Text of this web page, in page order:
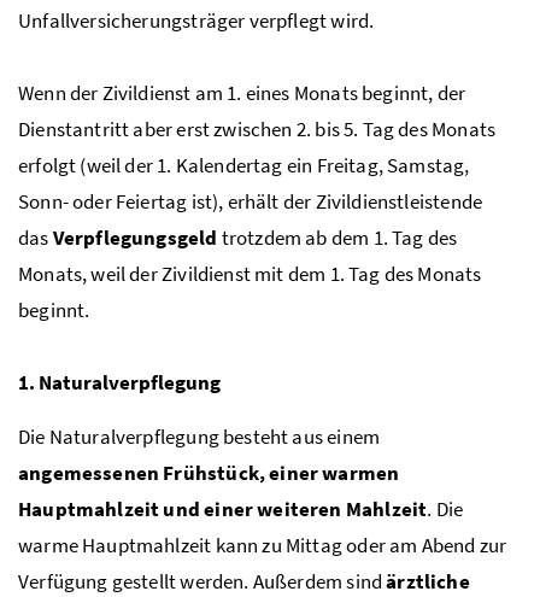
Unfallversicherungsträger verpflegt wird.
Wenn der Zivildienst am 1. eines Monats beginnt, der
Dienstantritt aber erst zwischen 2. bis 5. Tag des Monats
erfolgt (weil der 1. Kalendertag ein Freitag, Samstag,
Sonn- oder Feiertag ist), erhält der Zivildienstleistende
dasVerpflegungsgeld trotzdem ab dem 1. Tag des
Monats, weil der Zivildienst mit dem 1. Tag des Monats
beginnt.
1. Naturalverpflegung
Die Naturalverpflegung besteht aus einem
angemessenen Frühstück, einer warmen
Hauptmahlzeit und einer weiteren Mahlzeit. Die
warme Hauptmahlzeit kann zu Mittag oder am Abend zur
Verfügung gestellt werden. Außerdem sindärztliche